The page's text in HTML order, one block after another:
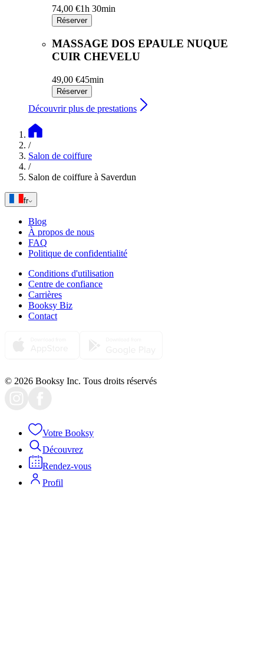
74,00 €1h 30min
Réserver
MASSAGE DOS EPAULE NUQUE
CUIR CHEVELU
49,00 €45min
Réserver
Découvrir plus de prestations
/
Salon de coiffure
/
Salon de coiffure à Saverdun
fr
Blog
À propos de nous
FAQ
Politique de confidentialité
Conditions d'utilisation
Centre de confiance
Carrières
Booksy Biz
Contact
© 2026 Booksy Inc. Tous droits réservés
Votre Booksy
Découvrez
Rendez-vous
Profil